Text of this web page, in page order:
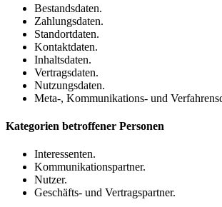
Bestandsdaten.
Zahlungsdaten.
Standortdaten.
Kontaktdaten.
Inhaltsdaten.
Vertragsdaten.
Nutzungsdaten.
Meta-, Kommunikations- und
Kategorien betroffener Personen
Interessenten.
Kommunikationspartner.
Nutzer.
Geschäfts- und Vertragspartner.